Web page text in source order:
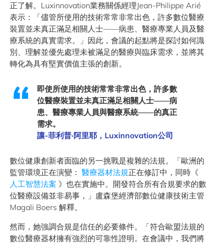
正了解。Luxinnovation業務關係經理Jean-Philippe Arié
表示：「儘管所使用的技術常常非常出色，許多數位醫療
裝置並未真正滿足相關人士——病患、醫療專業人員及醫
療系統的真實需求。」因此，會議的起點將是探討如何識
別、理解並優先處理未被滿足的醫療與臨床需求，並將其
轉化為具有堅實價值主張的創新。
即使所使用的技術常常非常出色，許多數
位醫療裝置並未真正滿足相關人士——病
患、醫療專業人員與醫療系統——的真正
需求。
讓-菲利普·阿里耶，Luxinnovation公司
數位健康創新者面臨的另一挑戰是複雜的法規。「歐洲的
監管環境正在演變： 醫療器材法規正在修訂中，同時《
人工智慧法案 》也在實施中。開發符合所有合規要求的數
位醫療設備並非易事，」盧森堡經濟部數位健康技術主管
Magali Boers 解釋。
然而，她強調合規是信任的必要條件。「符合歐盟法規的
數位醫療器材擁有強烈的可靠性證明。在會議中，我們將